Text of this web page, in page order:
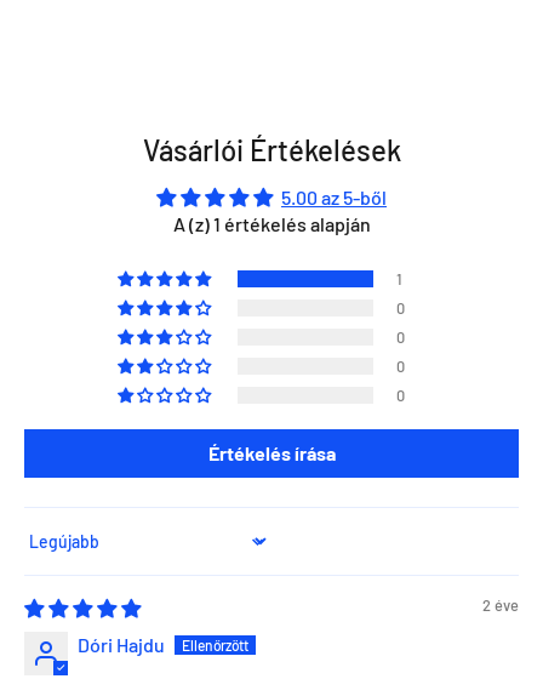
Vásárlói Értékelések
5.00 az 5-ből
A (z) 1 értékelés alapján
1
0
0
0
0
Értékelés írása
Sort by
2 éve
Dóri Hajdu